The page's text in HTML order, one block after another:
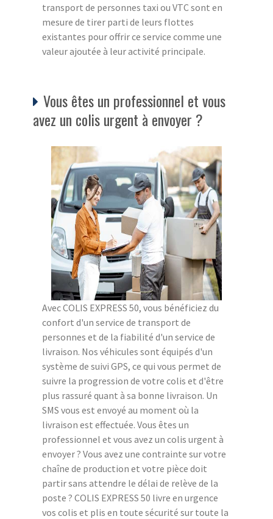
transport de personnes taxi ou VTC sont en
mesure de tirer parti de leurs flottes
existantes pour offrir ce service comme une
valeur ajoutée à leur activité principale.
Vous êtes un professionnel et vous
avez un colis urgent à envoyer ?
Avec COLIS EXPRESS 50, vous bénéficiez du
confort d'un service de transport de
personnes et de la fiabilité d'un service de
livraison. Nos véhicules sont équipés d'un
système de suivi GPS, ce qui vous permet de
suivre la progression de votre colis et d'être
plus rassuré quant à sa bonne livraison. Un
SMS vous est envoyé au moment où la
livraison est effectuée. Vous êtes un
professionnel et vous avez un colis urgent à
envoyer ? Vous avez une contrainte sur votre
chaîne de production et votre pièce doit
partir sans attendre le délai de relève de la
poste ? COLIS EXPRESS 50 livre en urgence
vos colis et plis en toute sécurité sur toute la